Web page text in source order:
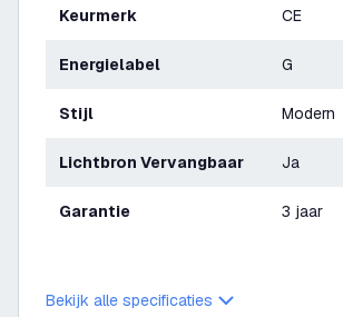
Keurmerk CE
Energielabel G
Stijl Modern
Lichtbron Vervangbaar Ja
Garantie 3 jaar
Bekijk alle specificaties